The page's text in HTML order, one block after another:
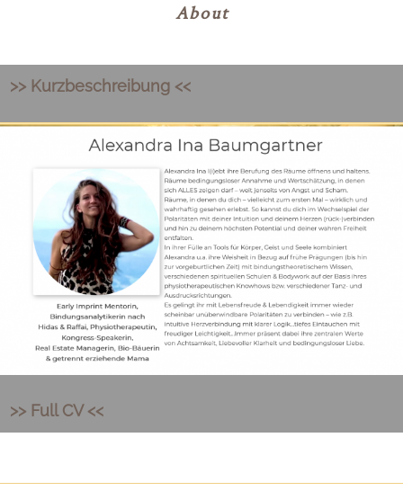
About
>> Kurzbeschreibung <<
>> Full CV <<